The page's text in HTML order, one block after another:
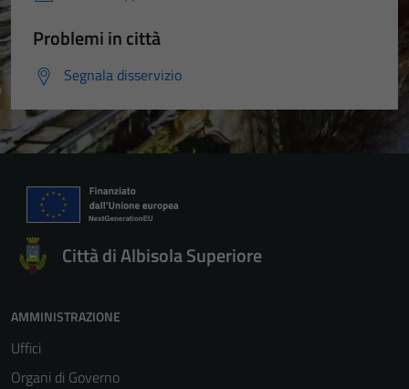
Problemi in città
Segnala disservizio
Città di Albisola Superiore
AMMINISTRAZIONE
Uffici
Organi di Governo